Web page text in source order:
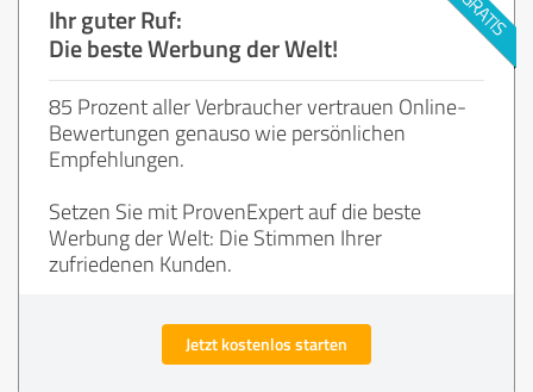
Ihr guter Ruf:
Die beste Werbung der Welt!
85 Prozent aller Verbraucher vertrauen Online-
Bewertungen genauso wie persönlichen
Empfehlungen.
Setzen Sie mit ProvenExpert auf die beste
Werbung der Welt: Die Stimmen Ihrer
zufriedenen Kunden.
Jetzt kostenlos starten